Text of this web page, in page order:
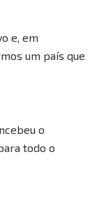
e, em
um país que
o
todo o